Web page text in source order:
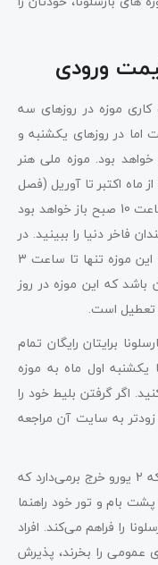
ورودی
موزه در روزهای سه
8 بعد از ظهر است اما در روزهای یکشنبه و
تا 3 بعد از ظهر خواهد بود. موزه ملی هنر
از ماه اکتبر تا آوریل (فصل
زمستان)، در روزهای سه شنبه تا شنبه از ساعت 10 صبح باز خواهد بود
فاخر دنیا را ببینید. در
روزهای یکشنبه و تعطیلات رسمی اسپانیا، این موزه تنها تا ساعت 3
باشد که این موزه در روز
برایتان رایگان تمام
ساعت 3 بعدازظهر یا یکشنبه‌ اول ماه به موزه
اگر گرفتن بلیط خود را
به سایت آن مراجعه
این موزه دو نوع پذیرش دارد. پذیرش پایه که 2 یورو خرج برمی‌دارد که
بام و تور خود راهنما
را فراهم می‌کند. افراد
بلیط ورودی عمومی را بخرند، پذیرش